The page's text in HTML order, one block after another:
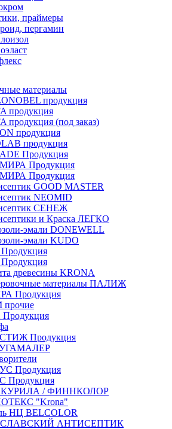
праймеры
пергамин
материалы
продукция
продукция
продукция (под заказ)
продукция
продукция
Продукция
Продукция
Продукция
GOOD MASTER
NEOMID
СЕНЕЖ
и Краска ЛЕГКО
эмали DONEWELL
эмали KUDO
древесины KRONA
материалы ПАЛИЖ
Продукция
Продукция
Продукция
Продукция
/ ФИННКОЛОР
"Krona"
НЦ BELCOLOR
АНТИСЕПТИК